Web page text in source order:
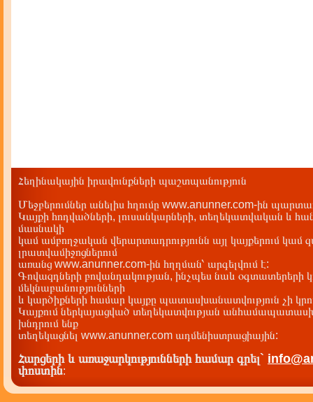
Հեղինակային իրավունքների պաշտպանություն
Մեջբերումներ անելիս հղումը www.anunner.com-ին
Կայքի հոդվածների, լուսանկարների, տեղեկատվական և
մասնակի
կամ ամբողջական վերարտադրությունն այլ կայքերում կամ
լրատվամիջոցներում
առանց www.anunner.com-ին հղղման՝ արգելվում է:
Գովազդների բովանդակության, ինչպես նաև օգտատերերի
մեկնաբանությունների
և կարծիքների համար կայքը պատասխանատվություն չի
Կայքում ներկայացված տեղեկատվության
խնդրում ենք
տեղեկացնել www.anunner.com ադմենիստրացիային:
Հարցերի և առաջարկությունների համար գրել`
փոստին: